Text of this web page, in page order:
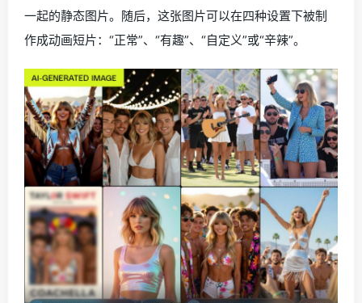
一起的静态图片。随后，这张图片可以在四种设置下被制
作成动画短片：“正常”、“有趣”、“自定义”或“辛辣”。